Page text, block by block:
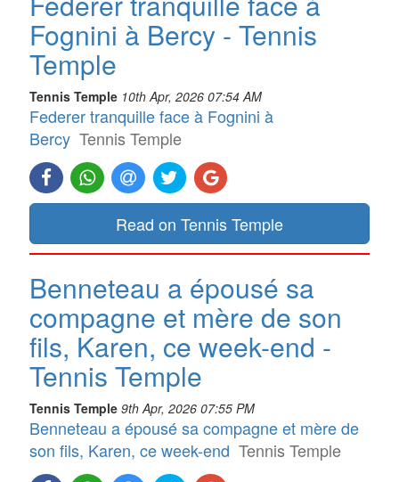
Fognini à Bercy - Tennis
Temple
Tennis Temple 10th Apr, 2026 07:54 AM
Federer tranquille face à Fognini à
Bercy Tennis Temple
Read on Tennis Temple
Benneteau a épousé sa
compagne et mère de son
fils, Karen, ce week-end -
Tennis Temple
Tennis Temple 9th Apr, 2026 07:55 PM
Benneteau a épousé sa compagne et mère de
son fils, Karen, ce week-end Tennis Temple